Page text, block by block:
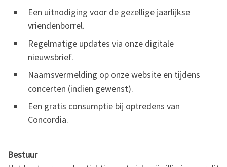
Een uitnodiging voor de gezellige jaarlijkse
vriendenborrel.
Regelmatige updates via onze digitale
nieuwsbrief.
Naamsvermelding op onze website en tijdens
concerten (indien gewenst).
Een gratis consumptie bij optredens van
Concordia.
Bestuur